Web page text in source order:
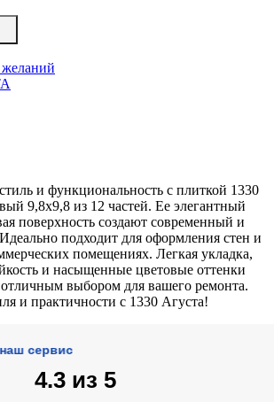
желаний
и функциональность с плиткой 1330
9,8х9,8 из 12 частей. Ее элегантный
поверхность создают современный и
подходит для оформления стен и
помещениях. Легкая укладка,
и насыщенные цветовые оттенки
выбором для вашего ремонта.
и практичности с 1330 Агуста!
4.3 из 5